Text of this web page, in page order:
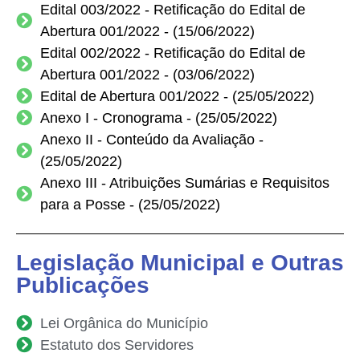
Edital 003/2022 - Retificação do Edital de
Abertura 001/2022 - (15/06/2022)
Edital 002/2022 - Retificação do Edital de
Abertura 001/2022 - (03/06/2022)
Edital de Abertura 001/2022 - (25/05/2022)
Anexo I - Cronograma - (25/05/2022)
Anexo II - Conteúdo da Avaliação -
(25/05/2022)
Anexo III - Atribuições Sumárias e Requisitos
para a Posse - (25/05/2022)
Legislação Municipal e Outras
Publicações
Lei Orgânica do Município
Estatuto dos Servidores